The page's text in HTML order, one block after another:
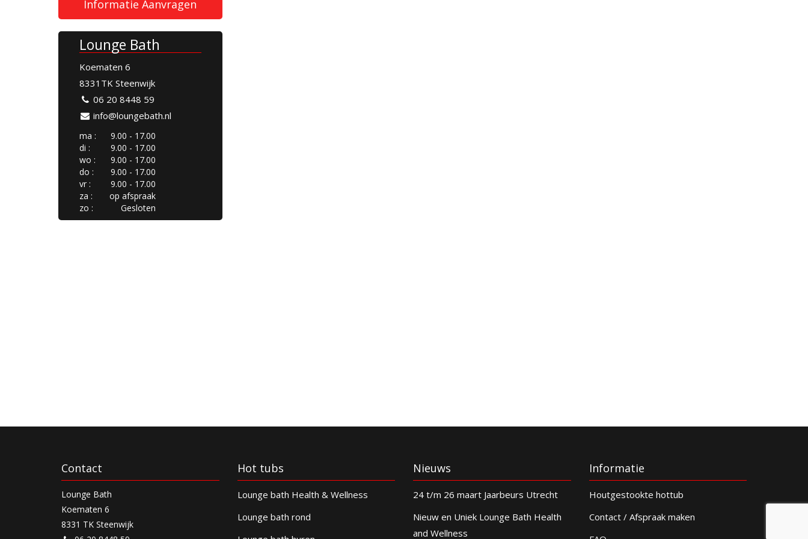
Informatie Aanvragen
Lounge Bath
Koematen 6
8331TK Steenwijk
06 20 8448 59
info@loungebath.nl
ma :
9.00 - 17.00
di :
9.00 - 17.00
wo :
9.00 - 17.00
do :
9.00 - 17.00
vr :
9.00 - 17.00
za :
op afspraak
zo :
Gesloten
Contact
Lounge Bath
Koematen 6
8331 TK Steenwijk
Hot tubs
Lounge bath Health & Wellness
Lounge bath rond
Nieuws
24 t/m 26 maart Jaarbeurs Utrecht
Nieuw en Uniek Lounge Bath Health
and Wellness
Informatie
Houtgestookte hottub
Contact / Afspraak maken